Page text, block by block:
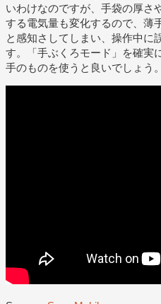
いわけなのですが、手袋の厚さ
する電気量も変化するので、薄
と感知さしてしまい、操作中に
す。「手ぶくろモード」を確実
手のものを使うと良いでしょう。